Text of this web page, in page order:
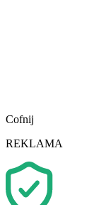
Cofnij
REKLAMA